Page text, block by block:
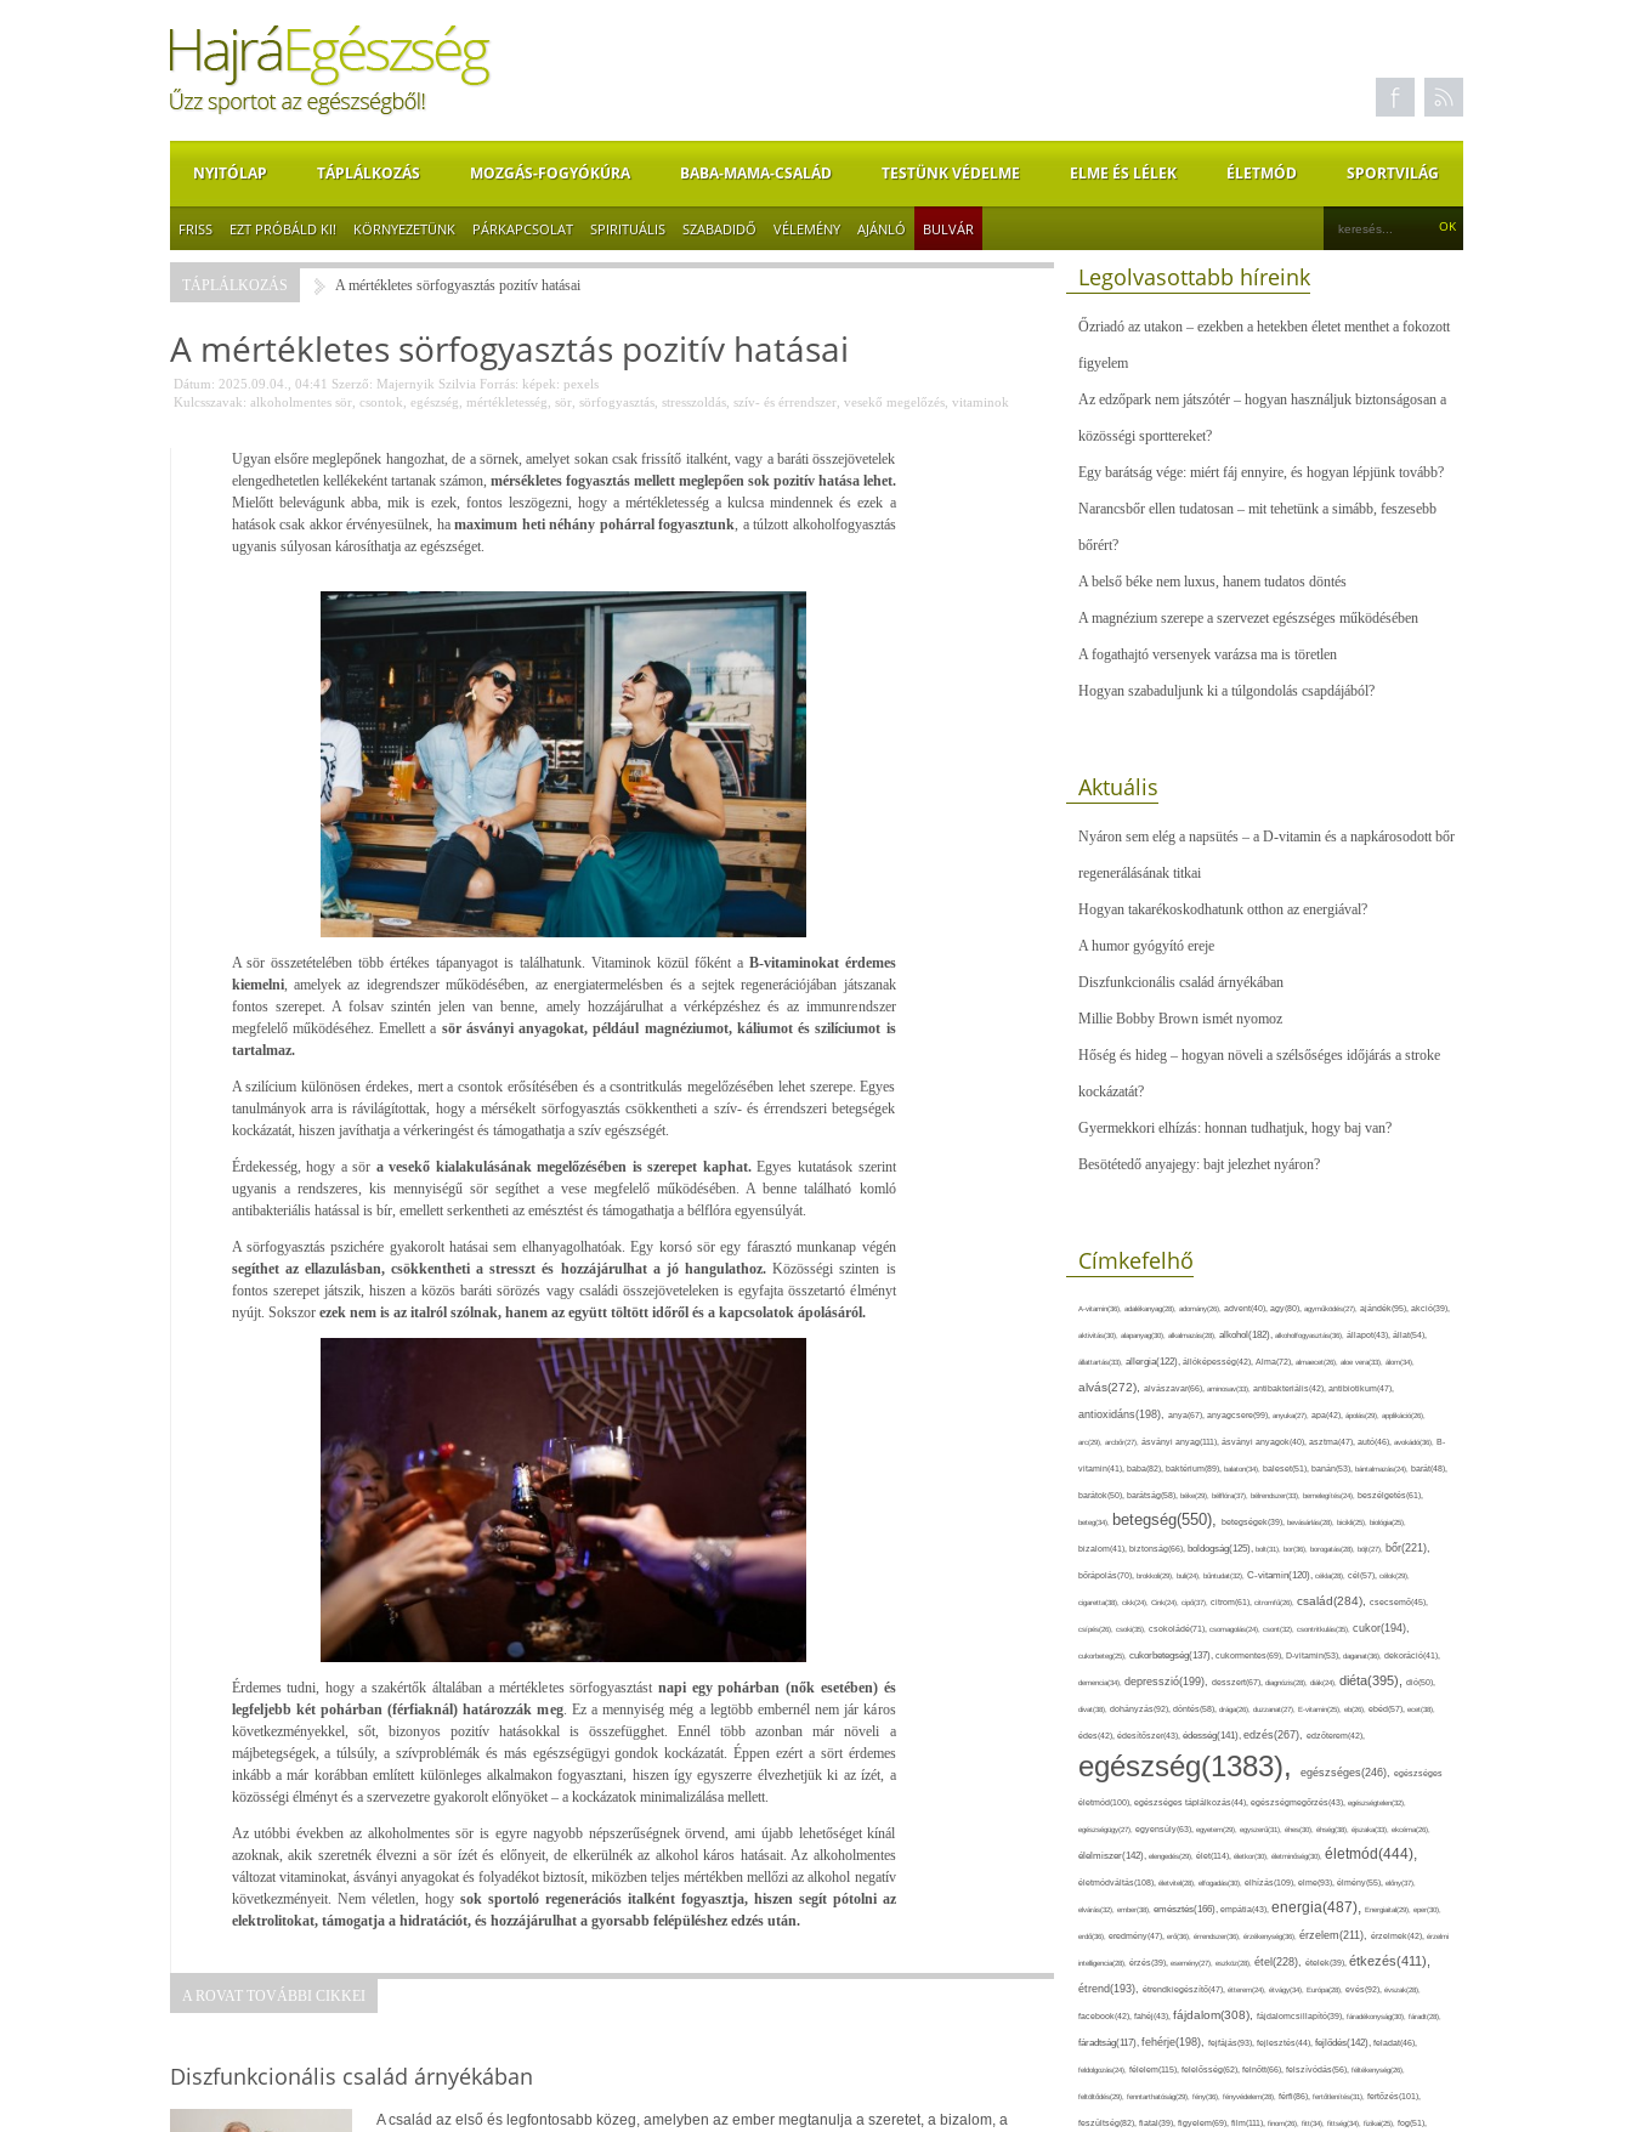
NYITÓLAP TÁPLÁLKOZÁS MOZGÁS-FOGYÓKÚRA BABA-MAMA-CSALÁD TESTÜNK VÉDELME ELME ÉS LÉLEK ÉLETMÓD SPORTVILÁG
FRISS EZT PRÓBÁLD KI! KÖRNYEZETÜNK PÁRKAPCSOLAT SPIRITUÁLIS SZABADIDŐ VÉLEMÉNY AJÁNLÓ BULVÁR
TÁPLÁLKOZÁS A mértékletes sörfogyasztás pozitív hatásai
A mértékletes sörfogyasztás pozitív hatásai
Dátum: 2025.09.04., 04:41 Szerző: Majernyik Szilvia Forrás: képek: pexels
Kulcsszavak: alkoholmentes sör, csontok egészség mértékletesség sör, sörfogyasztás, stresszoldás, szív- és érrendszer, vesekő megelőzés, vitaminok
Ugyan elsőre meglepőnek hangozhat, de a sörnek, amelyet sokan csak frissítő italként, vagy a baráti összejövetelek
elengedhetetlen kellékeként tartanak számon, mérsékletes fogyasztás mellett meglepően sok pozitív hatása lehet.
Mielőtt belevágunk abba, mik is ezek, fontos leszögezni, hogy a mértékletesség a kulcsa mindennek és ezek a
hatások csak akkor érvényesülnek, hamaximum heti néhány pohárral fogyasztunk , a túlzott alkoholfogyasztás
ugyanis súlyosan károsíthatja az egészséget.
A sör összetételében több értékes tápanyagot is találhatunk. Vitaminok közül főként a B-vitaminokat érdemes
kiemelni, amelyek az idegrendszer működésében, az energiatermelésben és a sejtek regenerációjában játszanak
fontos szerepet. A folsav szintén jelen van benne, amely hozzájárulhat a vérképzéshez és az immunrendszer
megfelelő működéséhez. Emellett a sör ásványi anyagokat, például magnéziumot, káliumot és szilíciumot is
tartalmaz.
A szilícium különösen érdekes, mert a csontok erősítésében és a csontritkulás megelőzésében lehet szerepe. Egyes
tanulmányok arra is rávilágítottak, hogy a mérsékelt sörfogyasztás csökkentheti a szív- és érrendszeri betegségek
kockázatát, hiszen javíthatja a vérkeringést és támogathatja a szív egészségét.
Érdekesség, hogy a sör a vesekő kialakulásának megelőzésében is szerepet kaphat.Egyes kutatások szerint
ugyanis a rendszeres, kis mennyiségű sör segíthet a vese megfelelő működésében. A benne található komló
antibakteriális hatással is bír, emellett serkentheti az emésztést és támogathatja a bélflóra egyensúlyát.
A sörfogyasztás pszichére gyakorolt hatásai sem elhanyagolhatóak. Egy korsó sör egy fárasztó munkanap végén
segíthet az ellazulásban, csökkentheti a stresszt és hozzájárulhat a jó hangulathoz.Közösségi szinten is
fontos szerepet játszik, hiszen a közös baráti sörözés vagy családi összejöveteleken is egyfajta összetartó élményt
nyújt. Sokszorezek nem is az italról szólnak, hanem az együtt töltött időről és a kapcsolatok ápolásáról.
Érdemes tudni, hogy a szakértők általában a mértékletes sörfogyasztást napi egy pohárban (nők esetében) és
legfeljebb két pohárban (férfiaknál) határozzák meg. Ez a mennyiség még a legtöbb embernél nem jár káros
következményekkel, sőt, bizonyos pozitív hatásokkal is összefügghet. Ennél több azonban már növeli a
májbetegségek, a túlsúly, a szívproblémák és más egészségügyi gondok kockázatát. Éppen ezért a sört érdemes
inkább a már korábban említett különleges alkalmakon fogyasztani, hiszen így egyszerre élvezhetjük ki az ízét, a
közösségi élményt és a szervezetre gyakorolt előnyöket – a kockázatok minimalizálása mellett.
Az utóbbi években az alkoholmentes sör is egyre nagyobb népszerűségnek örvend, ami újabb lehetőséget kínál
azoknak, akik szeretnék élvezni a sör ízét és előnyeit, de elkerülnék az alkohol káros hatásait. Az alkoholmentes
változat vitaminokat, ásványi anyagokat és folyadékot biztosít, miközben teljes mértékben mellőzi az alkohol negatív
következményeit. Nem véletlen, hogy sok sportoló regenerációs italként fogyasztja, hiszen segít pótolni az
elektrolitokat, támogatja a hidratációt, és hozzájárulhat a gyorsabb felépüléshez edzés után.
A ROVAT TOVÁBBI CIKKEI
Diszfunkcionális család árnyékában
A család az első és legfontosabb közeg, amelyben az ember megtanulja a szeretet, a bizalom, a
Legolvasottabb híreink
Őzriadó az utakon – ezekben a hetekben életet menthet a fokozott
figyelem
Az edzőpark nem játszótér – hogyan használjuk biztonságosan a
közösségi sporttereket?
Egy barátság vége: miért fáj ennyire, és hogyan lépjünk tovább?
Narancsbőr ellen tudatosan – mit tehetünk a simább, feszesebb
bőrért?
A belső béke nem luxus, hanem tudatos döntés
A magnézium szerepe a szervezet egészséges működésében
A fogathajtó versenyek varázsa ma is töretlen
Hogyan szabaduljunk ki a túlgondolás csapdájából?
Aktuális
Nyáron sem elég a napsütés – a D-vitamin és a napkárosodott bőr
regenerálásának titkai
Hogyan takarékoskodhatunk otthon az energiával?
A humor gyógyító ereje
Diszfunkcionális család árnyékában
Millie Bobby Brown ismét nyomoz
Hőség és hideg – hogyan növeli a szélsőséges időjárás a stroke
kockázatát?
Gyermekkori elhízás: honnan tudhatjuk, hogy baj van?
Besötétedő anyajegy: bajt jelezhet nyáron?
Címkefelhő
A-vitamin(36), adalékanyag(28), adomány(26), advent(40), agy(80), agyműködés(27), ajándék(95), akció(39),
aktivitás(30), alapanyag(30), alkalmazás(28), alkohol(182), alkoholfogyasztás(36), állapot(43), állat(54),
állattartás(33), allergia(122), állóképesség(42), Alma(72), almaecet(26), aloe vera(33), álom(34),
alvás(272), alvászavar(66), aminosav(33), antibakteriális(42), antibiotikum(47),
antioxidáns(198), anya(67), anyagcsere(99), anyuka(27), apa(42), ápolás(29), applikáció(26),
arc(29), arcbőr(27), ásványi anyag(111), ásványi anyagok(40), asztma(47), autó(46), avokádó(36), B-
vitamin(41), baba(82), baktérium(89), balaton(34), baleset(51), banán(53), bántalmazás(24), barát(48),
barátok(50), barátság(58), béke(29), bélflóra(37), bélrendszer(33), bemelegítés(24), beszélgetés(61),
beteg(34), betegség(550), betegségek(39), bevásárlás(28), bicikli(25), biológia(25),
bizalom(41), biztonság(66), boldogság(125), bolt(31), bor(36), borogatás(28), böjt(27), bőr(221),
bőrápolás(70), brokkoli(29), buli(24), bűntudat(32), C-vitamin(120), cékla(28), cél(57), célok(29),
cigaretta(38), cikk(24), Cink(24), cipő(37), citrom(61), citromfű(26), család(284), csecsemő(45),
csípés(26), csoki(35), csokoládé(71), csomagolás(24), csont(32), csontritkulás(35), cukor(194),
cukorbeteg(25), cukorbetegség(137), cukormentes(69), D-vitamin(53), daganat(36), dekoráció(41),
demencia(34), depresszió(199), desszert(67), diagnózis(28), diák(24), diéta(395), dió(50),
divat(38), dohányzás(92), döntés(58), drága(26), duzzanat(27), E-vitamin(25), eb(26), ebéd(57), ecet(38),
édes(42), édesítőszer(43), édesség(141), edzés(267), edzőterem(42),
egészség(1383), egészséges(246), egészséges
életmód(100), egészséges táplálkozás(44), egészségmegőrzés(43), egészségtelen(32),
egészségügy(27), egyensúly(63), egyetem(29), egyszerű(31), éhes(30), éhség(38), éjszaka(33), ekcéma(26),
élelmiszer(142), elengedés(29), élet(114), életkor(30), életminőség(30), életmód(444),
életmódváltás(108), életvitel(28), elfogadás(30), elhízás(109), elme(93), élmény(55), előny(37),
elvárás(32), ember(38), emésztés(166), empátia(43), energia(487), Energiaital(29), eper(30),
erdő(36), eredmény(47), erő(36), érrendszer(36), érzékenység(36), érzelem(211), érzelmek(42), érzelmi
intelligencia(28), érzés(39), esemény(27), eszköz(28), étel(228), ételek(39), étkezés(411),
étrend(193), étrendkiegészítő(47), étterem(24), étvágy(34), Európa(28), evés(92), évszak(28),
facebook(42), fahéj(43), fájdalom(308), fájdalomcsillapító(39), fáradékonyság(30), fáradt(28),
fáradtság(117), fehérje(198), fejfájás(93), fejlesztés(44), fejlődés(142), feladat(46),
feldolgozás(24), félelem(115), felelősség(62), felnőtt(66), felszívódás(56), féltékenység(26),
feltöltődés(29), fenntarthatóság(29), fény(36), fényvédelem(28), férfi(86), fertőtlenítés(31), fertőzés(101),
feszültség(82), fiatal(39), figyelem(69), film(111), finom(26), fitt(34), fittség(34), fizikai(25), fog(51),